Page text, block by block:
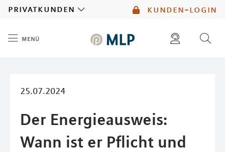
kunden-login
privatkunden
menü
25.07.2024
Der Energieausweis:
Wann ist er Pflicht und